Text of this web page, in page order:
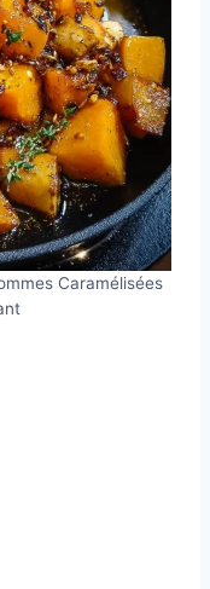
Caramélisées